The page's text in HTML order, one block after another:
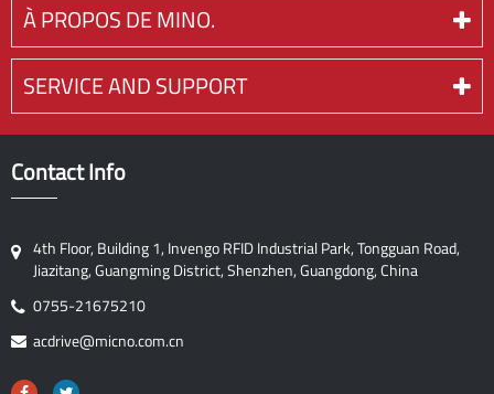
À PROPOS DE MINO.
SERVICE AND SUPPORT
Contact Info
4th Floor, Building 1, Invengo RFID Industrial Park, Tongguan Road,
Jiazitang, Guangming District, Shenzhen, Guangdong, China
0755-21675210
acdrive@micno.com.cn